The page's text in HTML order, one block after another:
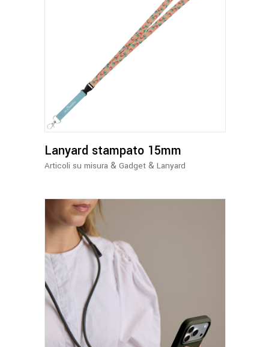
Lanyard stampato 15mm
Articoli su misura & Gadget & Lanyard
Questo